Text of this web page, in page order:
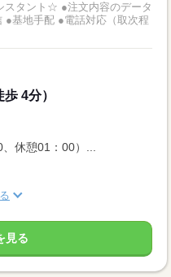
スタント☆ ●注文内容のデータ
●基地手配 ●電話対応（取次程
4分）
休憩01：00）...
見る